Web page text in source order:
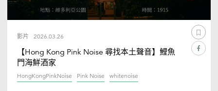
影片 2026.03.26
【Hong Kong Pink Noise 尋找本土聲音】鯉魚
門海鮮酒家
HongKongPinkNoise Pink Noise whitenoise